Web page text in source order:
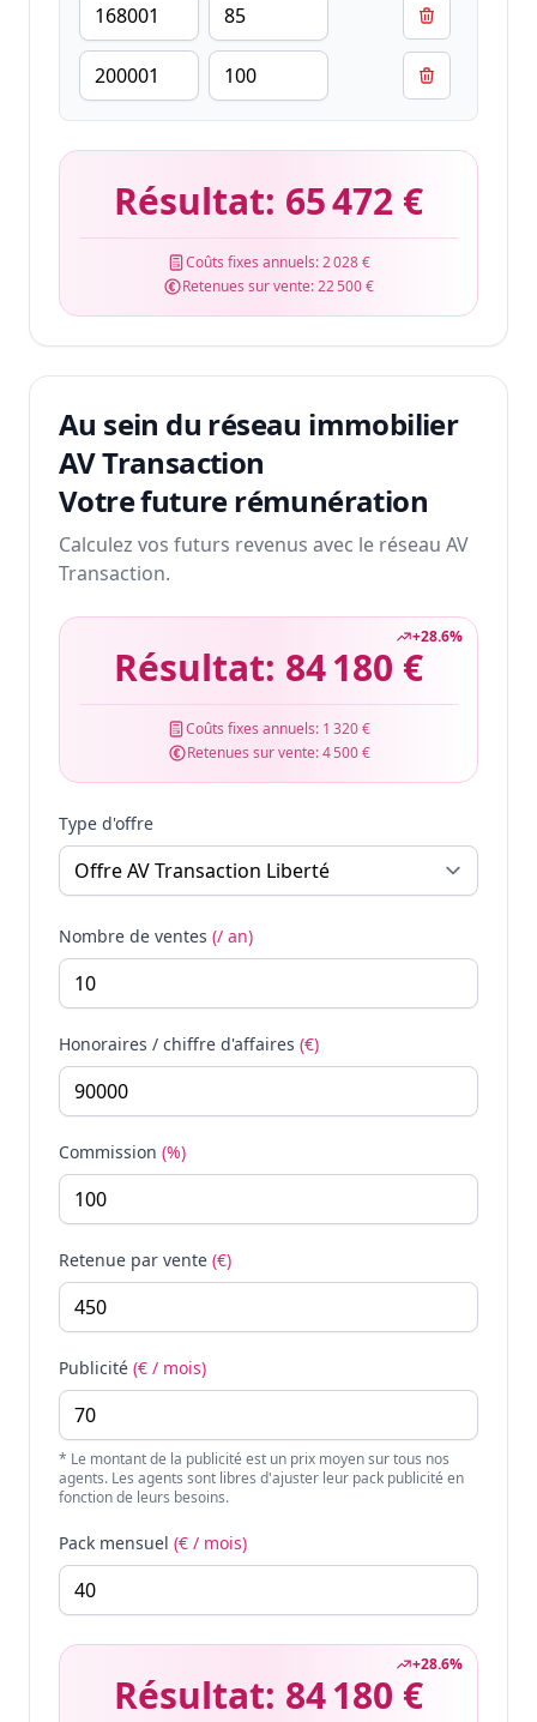
Résultat: 65 472 €
Coûts fixes annuels:2 028 €
Retenues sur vente:22 500 €
Au sein du réseau immobilier
AV Transaction
Votre future rémunération
Calculez vos futurs revenus avec le réseau AV
Transaction.
+28.6%
Résultat: 84 180 €
Coûts fixes annuels: 1 320 €
Retenues sur vente:4 500 €
Type d'offre
Nombre de ventes (/ an)
Honoraires / chiffre d'affaires (€)
Commission (%)
Retenue par vente (€)
Publicité (€ / mois)
* Le montant de la publicité est un prix moyen sur tous nos
agents. Les agents sont libres d'ajuster leur pack publicité en
fonction de leurs besoins.
Pack mensuel (€ / mois)
+28.6%
Résultat: 84 180 €